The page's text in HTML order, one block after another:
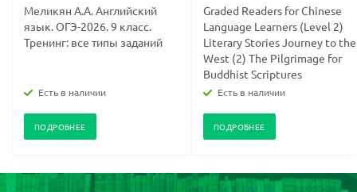
Меликян А.А. Английский
язык. ОГЭ-2026. 9 класс.
Тренинг: все типы заданий
Есть в наличии
ПОДРОБНЕЕ
Graded Readers for Chinese
Language Learners (Level 2)
Literary Stories Journey to the
West (2) The Pilgrimage for
Buddhist Scriptures
Есть в наличии
ПОДРОБНЕЕ